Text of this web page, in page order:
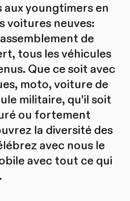
aux youngtimers en
voitures neuves:
de
tous les véhicules
Que ce soit avec
moto, voiture de
militaire, qu'il soit
ou fortement
la diversité des
avec nous le
avec tout ce qui